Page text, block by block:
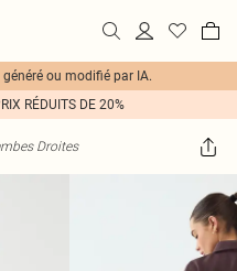
ou modifié par IA.
RÉDUITS DE 20%
Droites